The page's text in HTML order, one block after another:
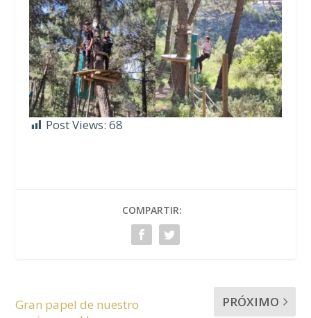
Post Views: 68
COMPARTIR:
Gran papel de nuestro
PRÓXIMO